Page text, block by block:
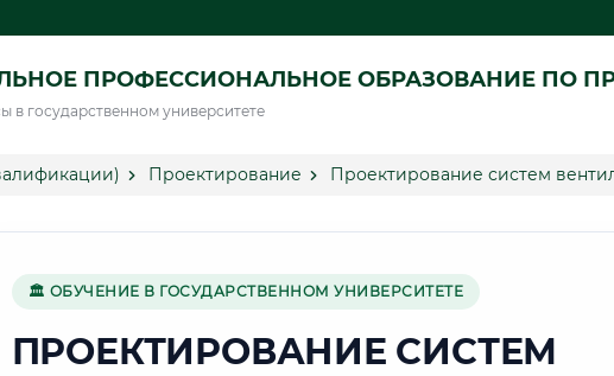
ПРОФЕССИОНАЛЬНОЕ ОБРАЗОВАНИЕ ПО
в государственном университете
Проектирование Проектирование систем
🏛 ОБУЧЕНИЕ В ГОСУДАРСТВЕННОМ УНИВЕРСИТЕТЕ
ПРОЕКТИРОВАНИЕ СИСТЕМ